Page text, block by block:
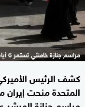
مراسم جنازة خامنئي تستمر 6 أيام
كشف الرئيس
المتحدة منحت إيران